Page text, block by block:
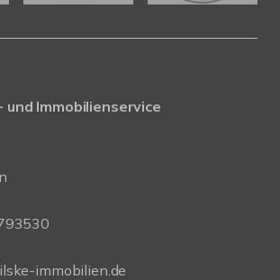
und Immobilienservice
immobilien.de